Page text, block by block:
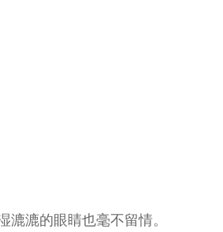
漉的眼睛也毫不留情。